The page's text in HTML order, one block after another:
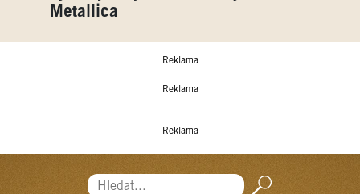
Metallica
Reklama
Reklama
Reklama